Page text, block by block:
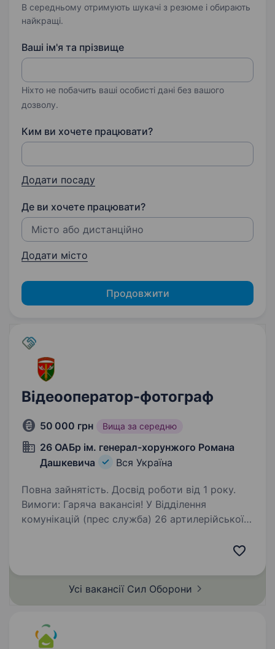
В середньому отримують шукачі з резюме і обирають
найкращі.
Ваші ім'я та прізвище
Ніхто не побачить ваші особисті дані без вашого
дозволу.
Ким ви хочете працювати?
Додати посаду
Де ви хочете працювати?
Додати місто
Продовжити
Відеооператор-фотограф
50 000 грн Вища за середню
26 ОАБр ім. генерал-хорунжого Романа
Дашкевича
Вся Україна
Повна зайнятість. Досвід роботи від 1 року.
Вимоги: Гаряча вакансія! У Відділення
комунікацій (прес служба) 26 артилерійської
артилерійській…
Усі вакансії Сил Оборони